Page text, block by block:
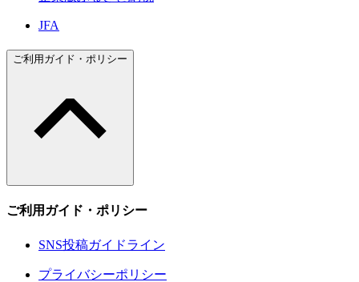
JFA
ご利用ガイド・ポリシー
ご利用ガイド・ポリシー
SNS投稿ガイドライン
プライバシーポリシー